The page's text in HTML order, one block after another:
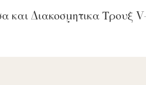
και Διακοσμητικα